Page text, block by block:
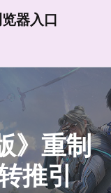
器入口
》重制
推引